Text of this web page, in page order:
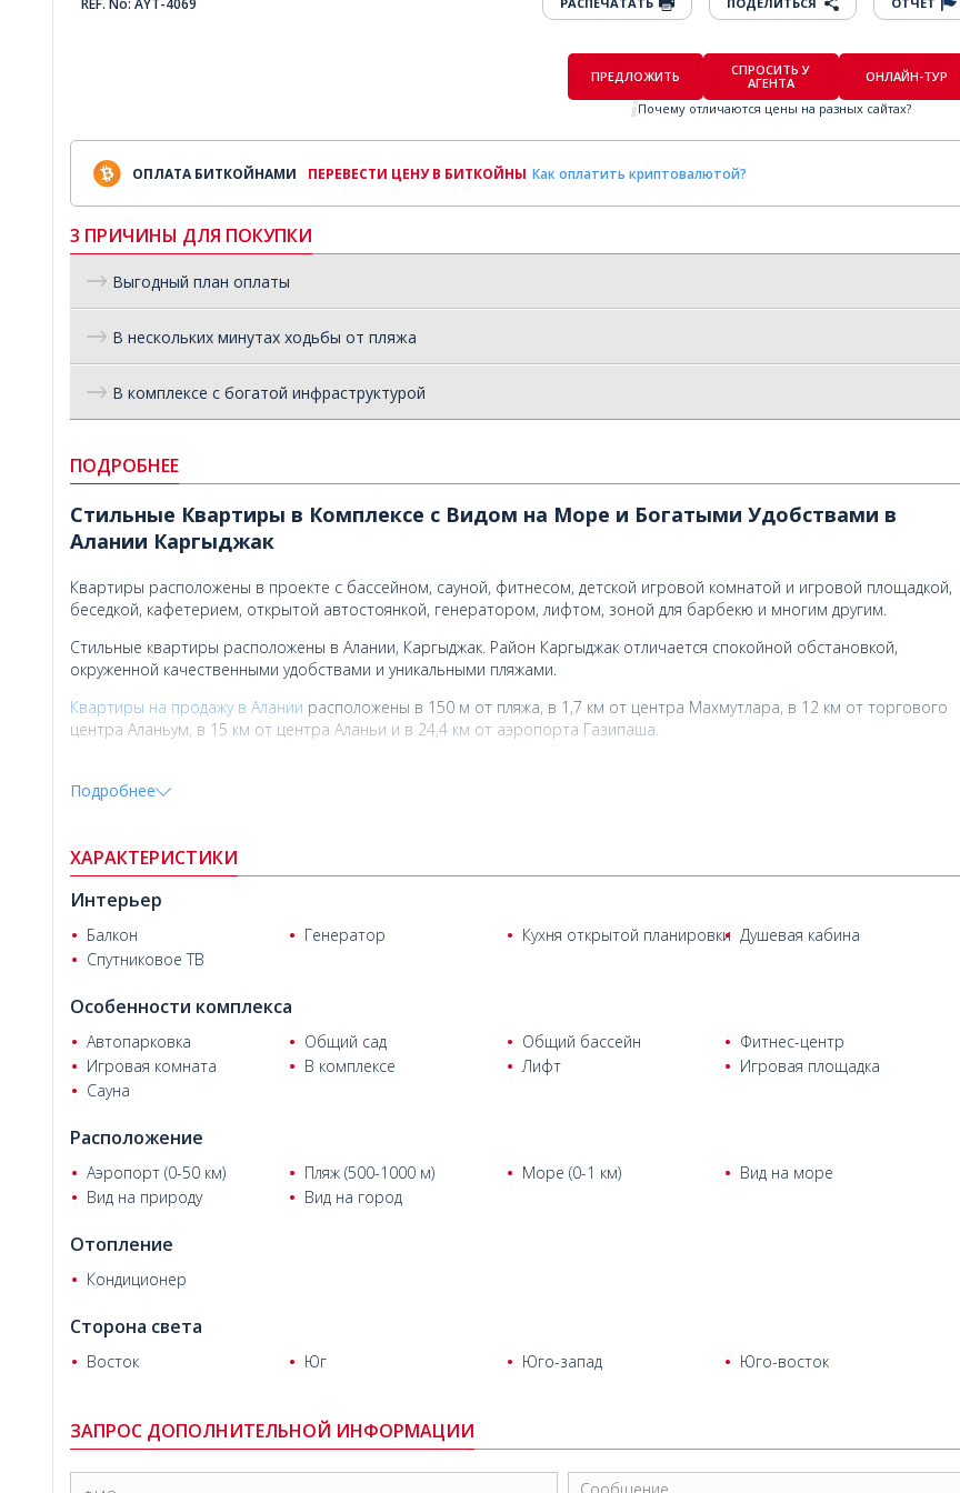
ПРЕДЛОЖИТЬ
СПРОСИТЬ У
АГЕНТА
ОНЛАЙН-ТУР
Почему отличаются цены на разных сайтах?
ОПЛАТА БИТКОЙНАМИ ПЕРЕВЕСТИ ЦЕНУ В БИТКОЙНЫ Как оплатить криптовалютой?
3 ПРИЧИНЫ ДЛЯ ПОКУПКИ
Выгодный план оплаты
В нескольких минутах ходьбы от пляжа
В комплексе с богатой инфраструктурой
ПОДРОБНЕЕ
Стильные Квартиры в Комплексе с Видом на Море и Богатыми Удобствами в
Алании Каргыджак
Квартиры расположены в проекте с бассейном, сауной, фитнесом, детской игровой комнатой и игровой площадкой,
беседкой, кафетерием, открытой автостоянкой, генератором, лифтом, зоной для барбекю и многим другим.
Стильные квартиры расположены в Алании, Каргыджак. Район Каргыджак отличается спокойной обстановкой,
окруженной качественными удобствами и уникальными пляжами.
Квартиры на продажу в Алании расположены в 150 м от пляжа, в 1,7 км от центра Махмутлара, в 12 км от торгового
центра Аланьум, в 15 км от центра Аланьи и в 24,4 км от аэропорта Газипаша.
Подробнее
ХАРАКТЕРИСТИКИ
Интерьер
Балкон Генератор Кухня открытой планировки Душевая кабина
Спутниковое ТВ
Особенности комплекса
Автопарковка Общий сад Общий бассейн
Фитнес-центр
Игровая комната
В комплексе Лифт
Игровая площадка
Сауна
Расположение
Аэропорт (0-50 км) Пляж (500-1000 м) Море (0-1 км)
Вид на море
Вид на природу
Вид на город
Отопление
Кондиционер
Сторона света
Восток Юг Юго-запад Юго-восток
ЗАПРОС ДОПОЛНИТЕЛЬНОЙ ИНФОРМАЦИИ